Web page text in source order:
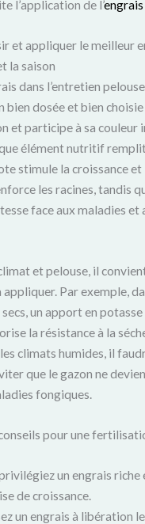
l’application de l’
et appliquer le meilleur
la saison
dans l’entretien
bien dosée et bien
et participe à sa couleur
élément nutritif
stimule la croissance
les racines, tandis
face aux maladies et
et pelouse, il
appliquer. Par exemple,
un apport en potasse
la résistance à la
climats humides, il
que le gazon ne
fongiques.
pour une
un engrais riche
de croissance.
un engrais à libération